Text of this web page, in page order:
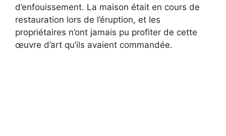
d’enfouissement. La maison était en cours de
restauration lors de l’éruption, et les
propriétaires n’ont jamais pu profiter de cette
œuvre d’art qu’ils avaient commandée.